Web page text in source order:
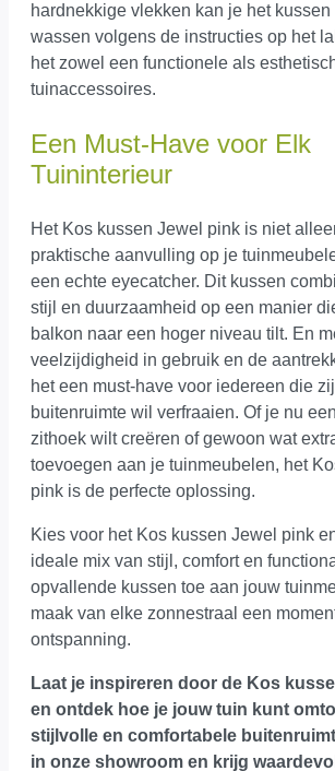
hardnekkige vlekken kan je het
wassen volgens de instructies op het
het zowel een functionele als
tuinaccessoires.
Een Must-Have voor Elk
Tuininterieur
Het Kos kussen Jewel pink is niet
praktische aanvulling op je
een echte eyecatcher. Dit kussen
stijl en duurzaamheid op een manier
balkon naar een hoger niveau tilt. En
veelzijdigheid in gebruik en de
het een must-have voor iedereen die
buitenruimte wil verfraaien. Of je nu
zithoek wilt creëren of gewoon wat
toevoegen aan je tuinmeubelen, het
pink is de perfecte oplossing.
Kies voor het Kos kussen Jewel pink
ideale mix van stijl, comfort en
opvallende kussen toe aan jouw
maak van elke zonnestraal een
ontspanning.
Laat je inspireren door de Kos
en ontdek hoe je jouw tuin kunt
stijlvolle en comfortabele
in onze showroom en krijg